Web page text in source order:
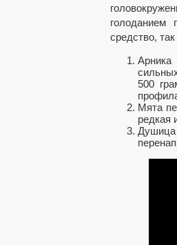
голоданием
средство,
500
Мята
редкая